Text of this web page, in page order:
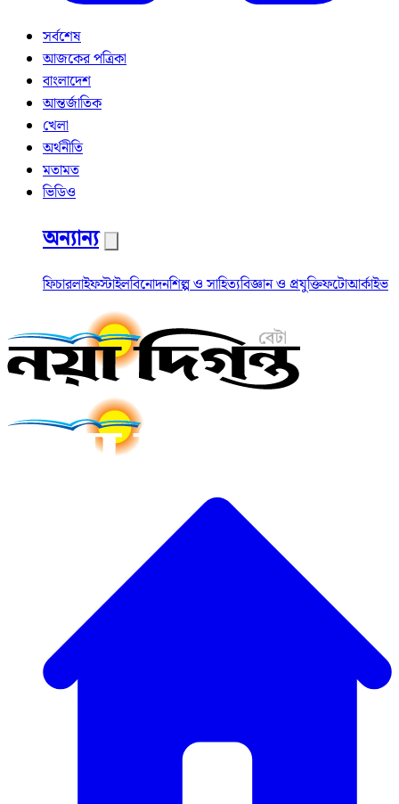
সর্বশেষ
আজকের পত্রিকা
বাংলাদেশ
আন্তর্জাতিক
খেলা
অর্থনীতি
মতামত
ভিডিও
অন্যান্য
ফিচারলাইফস্টাইলবিনোদনশিল্প ও সাহিত্যবিজ্ঞান ও প্রযুক্তিফটোআর্কাইভ